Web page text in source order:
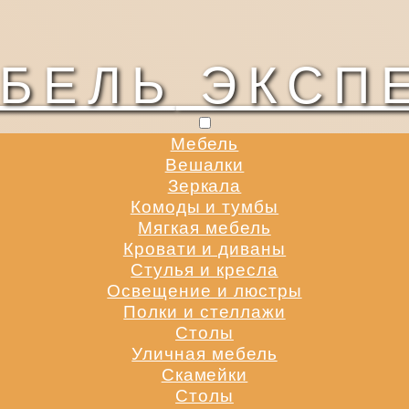
Мебель
Вешалки
Зеркала
Комоды и тумбы
Мягкая мебель
Кровати и диваны
Стулья и кресла
Освещение и люстры
Полки и стеллажи
Столы
Уличная мебель
Скамейки
Столы